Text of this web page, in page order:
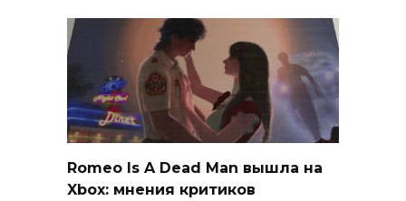
Romeo Is A Dead Man вышла на
Xbox: мнения критиков